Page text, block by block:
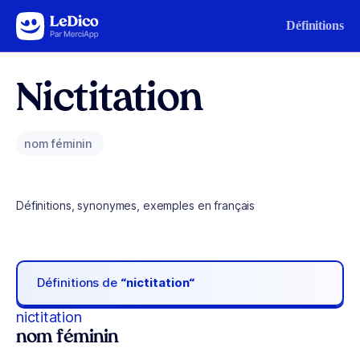
Aller au contenu Définitions
Nictitation
nom féminin
Définitions, synonymes, exemples en français
Définitions de “nictitation“
nictitation
nom féminin